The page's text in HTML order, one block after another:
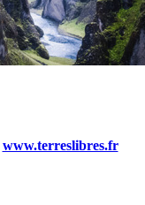
www.terreslibres.fr